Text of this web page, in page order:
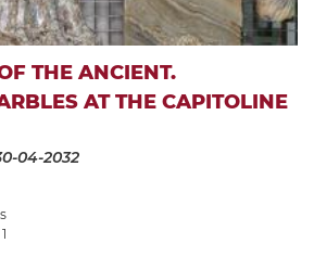
THE ANCIENT.
AT THE CAPITOLINE
04-2032